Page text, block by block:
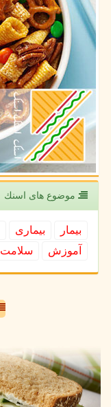
موضوع های اسنك
بیمار بیماری
آموزش
سلامت